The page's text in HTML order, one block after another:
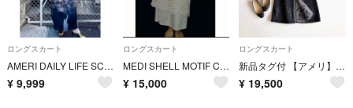
ロングスカート
AMERI DAILY LIFE SCENERY SHEER SKIRT
¥ 9,999
ロングスカート
MEDI SHELL MOTIF CROCHET KNIT SKIRT
¥ 15,000
ロングスカート
新品タグ付 【アメリ】 UND カットワーク エンブロイダリー デニムスカート
¥ 19,500